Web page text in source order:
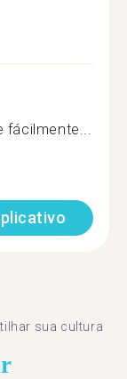
fácilmente...
sua cultura